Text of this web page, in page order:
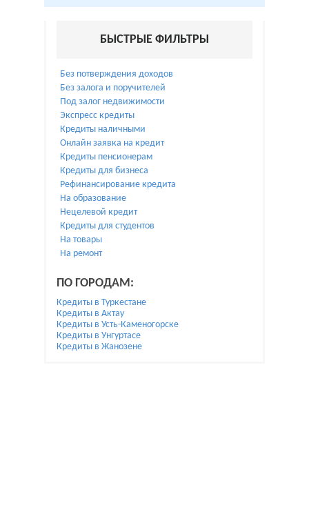
БЫСТРЫЕ ФИЛЬТРЫ
Без потверждения доходов
Без залога и поручителей
Под залог недвижимости
Экспресс кредиты
Кредиты наличными
Онлайн заявка на кредит
Кредиты пенсионерам
Кредиты для бизнеса
Рефинансирование кредита
На образование
Нецелевой кредит
Кредиты для студентов
На товары
На ремонт
ПО ГОРОДАМ:
Кредиты в Туркестане
Кредиты в Актау
Кредиты в Усть-Каменогорске
Кредиты в Унгуртасе
Кредиты в Жанозене